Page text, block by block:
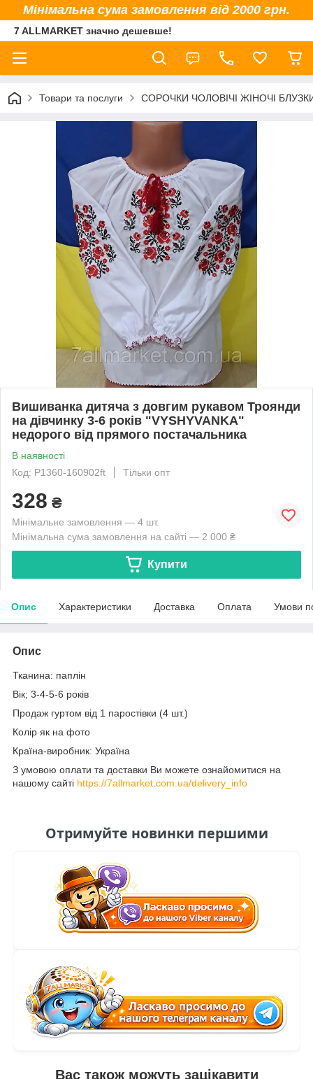
Мінімальна сума замовлення від 2000 грн.
7 ALLMARKET значно дешевше!
Товари та послуги СОРОЧКИ ЧОЛОВІЧІ ЖІНОЧІ
Вишиванка дитяча з довгим рукавом Троянди
на дівчинку 3-6 років "VYSHYVANKA"
недорого від прямого постачальника
В наявності
Код: P1360-160902ft
Тільки опт
328 ₴
Мінімальне замовлення — 4 шт.
Мінімальна сума замовлення на сайті — 2 000 ₴
Купити
Опис Характеристики Доставка Оплата Умови
Опис
Тканина: паплін
Вік; 3-4-5-6 років
Продаж гуртом від 1 паростівки (4 шт.)
Колір як на фото
Країна-виробник: Україна
З умовою оплати та доставки Ви можете ознайомитися на
нашому сайті https://7allmarket.com.ua/delivery_info
Отримуйте новинки першими
Вас також можуть зацікавити